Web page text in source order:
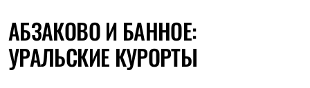
АБЗАКОВО И БАННОЕ:
УРАЛЬСКИЕ КУРОРТЫ